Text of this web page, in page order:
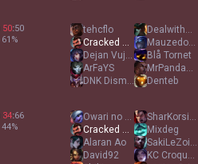
50:50
61 %
tehcflo
Cracked Bambi
Dejan Vujkov
ArFaYS
DNK Dismay
Dealwithwave
Mauzedong
Blå Tornet
MrPandaRoux
Denteb
34:66
44%
Owari no Briar
Cracked Bambi
Alaran Ao
David92
SharKorsica
Mixdeg
SakiLeZoiseau
KC Croquette